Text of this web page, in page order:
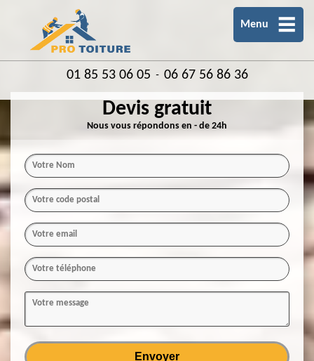
Menu
01 85 53 06 05 - 06 67 56 86 36
Devis gratuit
Nous vous répondons en - de 24h